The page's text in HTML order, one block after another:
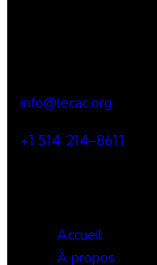
info@lecac.org
+1 514 214-8611
Accueil
À propos